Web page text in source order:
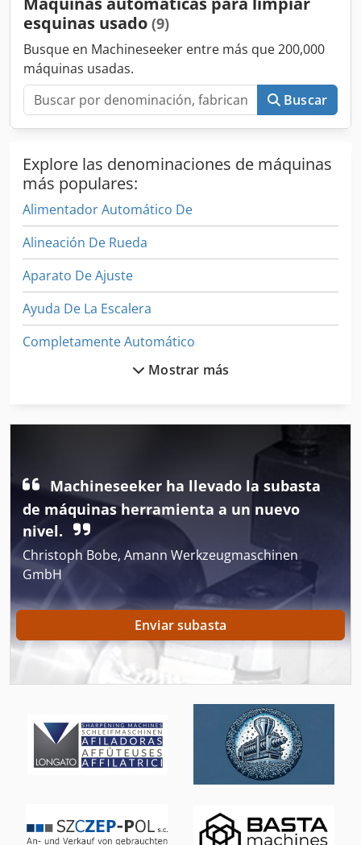
posibilidades diferentes de fijación de la cuchilla -
Posibilidad de separación automática del perfil - Moldeado
y centrado automático del perfil al inglete
esquinas usado (9)
Busque en Machineseeker entre más que 200,000
máquinas usadas.
Buscar
Explore las denominaciones de máquinas
más populares:
Alimentador Automático De
Alineación De Rueda
Aparato De Ajuste
Ayuda De La Escalera
Completamente Automático
Cuadro De Sitio De Construcción
Engranaje De Máquinas
Frente A La Diapositiva
Herramienta De Máquina
Herramientas De Ajuste
Inclinación De La Herramienta De Máquina
Instrucciones De Programación
Mecánica De Precisión
Máquina De Afilado
Máquina De Carpintería
Máquina De Tallado
Mostrar más
Machineseeker ha llevado la subasta
de máquinas herramienta a un nuevo
nivel.
Christoph Bobe, Amann Werkzeugmaschinen
GmbH
Enviar subasta